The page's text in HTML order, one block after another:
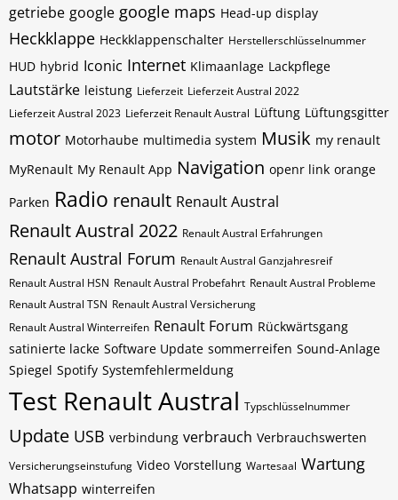
getriebe google google maps Head-up display
Heckklappe Heckklappenschalter Herstellerschlüsselnummer
HUD hybrid Iconic Internet Klimaanlage Lackpflege
Lautstärke leistung Lieferzeit Lieferzeit Austral 2022
Lieferzeit Austral 2023 Lieferzeit Renault Austral Lüftung Lüftungsgitter
motor Motorhaube multimedia system Musik my renault
MyRenault My Renault App Navigation openr link orange
Parken Radio renault Renault Austral
Renault Austral 2022 Renault Austral Erfahrungen
Renault Austral Forum Renault Austral Ganzjahresreif
Renault Austral HSN Renault Austral Probefahrt Renault Austral Probleme
Renault Austral TSN Renault Austral Versicherung
Renault Austral Winterreifen Renault Forum Rückwärtsgang
satinierte lacke Software Update sommerreifen Sound-Anlage
Spiegel Spotify Systemfehlermeldung
Test Renault Austral Typschlüsselnummer
Update USB verbindung verbrauch Verbrauchswerten
Versicherungseinstufung Video Vorstellung Wartesaal Wartung
Whatsapp winterreifen